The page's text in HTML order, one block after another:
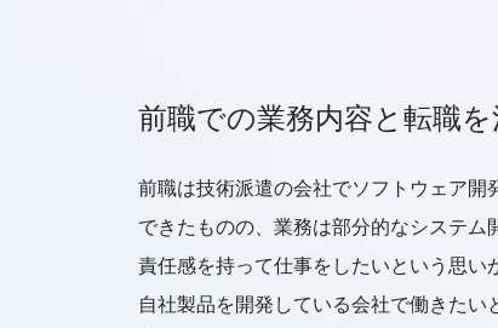
前職での業務内容と転職
前職は技術派遣の会社でソフトウェア
できたものの、業務は部分的なシステム
責任感を持って仕事をしたいという思い
自社製品を開発している会社で働きた